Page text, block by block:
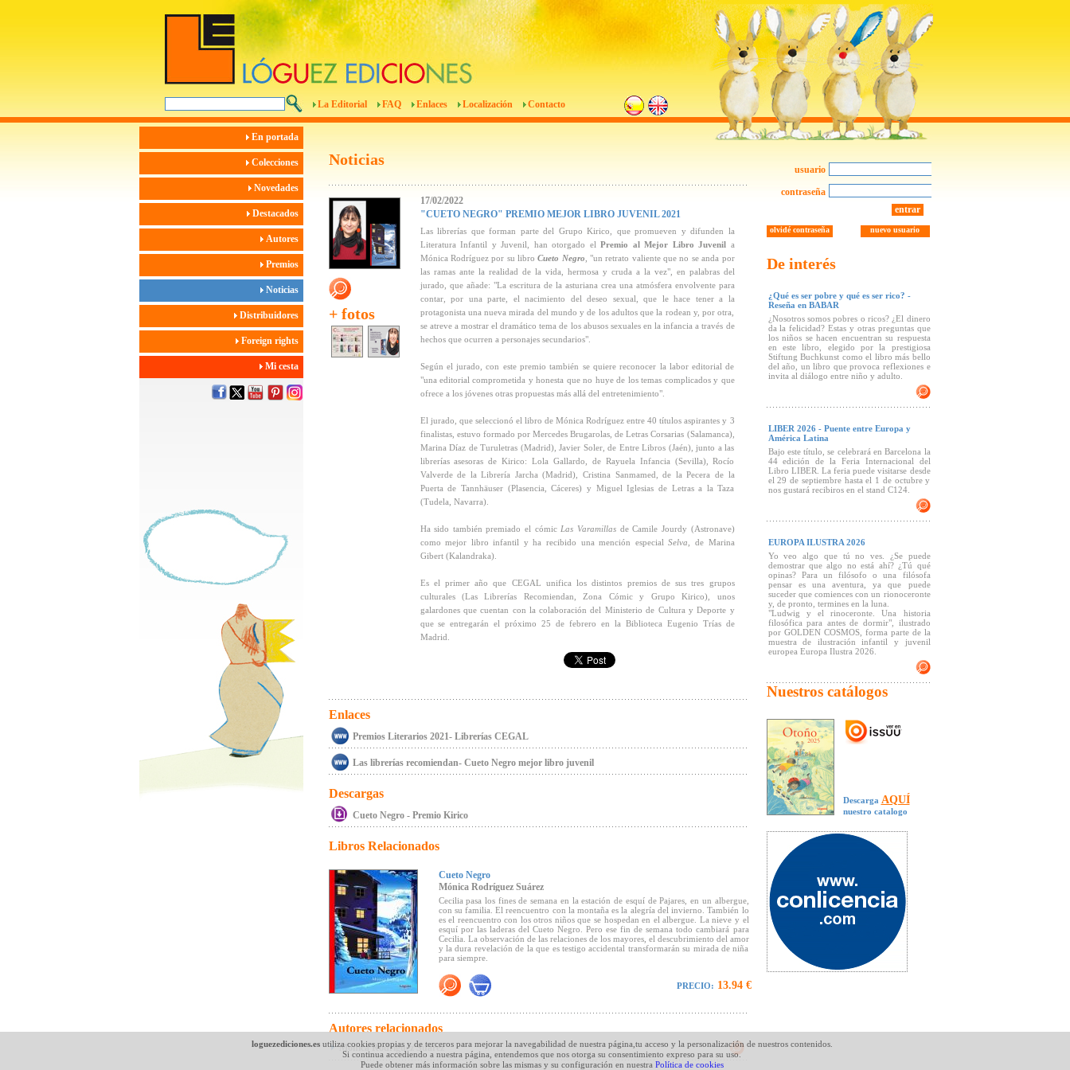
La Editorial FAQ Enlaces Localización Contacto
En portada
Colecciones
Novedades
Destacados
Autores
Premios
Noticias
Distribuidores
Foreign rights
Mi cesta
Noticias
+ fotos
17/02/2022
"CUETO NEGRO" PREMIO MEJOR LIBRO JUVENIL 2021
Las librerías que forman parte del Grupo Kirico, que promueven y difunden la
Literatura Infantil y Juvenil, han otorgado el Premio al Mejor Libro Juvenil a
Mónica Rodríguez por su libroCueto Negro , "un retrato valiente que no se anda por
las ramas ante la realidad de la vida, hermosa y cruda a la vez", en palabras del
jurado, que añade: "La escritura de la asturiana crea una atmósfera envolvente para
contar, por una parte, el nacimiento del deseo sexual, que le hace tener a la
protagonista una nueva mirada del mundo y de los adultos que la rodean y, por otra,
se atreve a mostrar el dramático tema de los abusos sexuales en la infancia a través de
hechos que ocurren a personajes secundarios".
Según el jurado, con este premio también se quiere reconocer la labor editorial de
"una editorial comprometida y honesta que no huye de los temas complicados y que
ofrece a los jóvenes otras propuestas más allá del entretenimiento".
El jurado, que seleccionó el libro de Mónica Rodríguez entre 40 títulos aspirantes y 3
finalistas, estuvo formado por Mercedes Brugarolas, de Letras Corsarias (Salamanca),
Marina Díaz de Turuletras (Madrid), Javier Soler, de Entre Libros (Jaén), junto a las
librerías asesoras de Kirico: Lola Gallardo, de Rayuela Infancia (Sevilla), Rocío
Valverde de la Librería Jarcha (Madrid), Cristina Sanmamed, de la Pecera de la
Puerta de Tannhäuser (Plasencia, Cáceres) y Miguel Iglesias de Letras a la Taza
(Tudela, Navarra).
Ha sido también premiado el cómic Las Varamillasde Camile Jourdy (Astronave)
como mejor libro infantil y ha recibido una mención especialSelva
, de Marina
Gibert (Kalandraka).
Es el primer año que CEGAL unifica los distintos premios de sus tres grupos
culturales (Las Librerías Recomiendan, Zona Cómic y Grupo Kirico), unos
galardones que cuentan con la colaboración del Ministerio de Cultura y Deporte y
que se entregarán el próximo 25 de febrero en la Biblioteca Eugenio Trías de
Madrid.
Enlaces
Premios Literarios 2021- Librerías CEGAL
Las librerías recomiendan- Cueto Negro mejor libro juvenil
Descargas
Cueto Negro - Premio Kirico
Libros Relacionados
Cueto Negro
Mónica Rodríguez Suárez
Cecilia pasa los fines de semana en la estación de esquí de Pajares, en un albergue,
con su familia. El reencuentro con la montaña es la alegría del invierno. También lo
es el reencuentro con los otros niños que se hospedan en el albergue. La nieve y el
esquí por las laderas del Cueto Negro. Pero ese fin de semana todo cambiará para
Cecilia. La observación de las relaciones de los mayores, el descubrimiento del amor
y la dura revelación de la que es testigo accidental transformarán su mirada de niña
para siempre.
Un libro sobre el descubrimiento del deseo y la pérdida de la inocencia, presididos
por la cumbre nevada del Cueto Negro.
Premio Mejor Libro Juvenil 2021 - Grupo Kirico
Premio Fundación Cuatrogatos
PRECIO: 13.94 €
Autores relacionados
Mónica Rodríguez Suárez
usuario
contraseña
entrar
nuevo usuario
olvidé contraseña
De interés
¿Qué es ser pobre y qué es ser rico? -
Reseña en BABAR
¿Nosotros somos pobres o ricos? ¿El dinero
da la felicidad? Estas y otras preguntas que
los niños se hacen encuentran su respuesta
en este libro, elegido por la prestigiosa
Stiftung Buchkunst como el libro más bello
del año, un libro que provoca reflexiones e
invita al diálogo entre niño y adulto.
LIBER 2026 - Puente entre Europa y
América Latina
Bajo este título, se celebrará en Barcelona la
44 edición de la Feria Internacional del
Libro LIBER. La feria puede visitarse desde
el 29 de septiembre hasta el 1 de octubre y
nos gustará recibiros en el stand C124.
EUROPA ILUSTRA 2026
Yo veo algo que tú no ves. ¿Se puede
demostrar que algo no está ahí? ¿Tú qué
opinas? Para un filósofo o una filósofa
pensar es una aventura, ya que puede
suceder que comiences con un rionoceronte
y, de pronto, termines en la luna.
"Ludwig y el rinoceronte. Una historia
filosófica para antes de dormir", ilustrado
por GOLDEN COSMOS, forma parte de la
muestra de ilustración infantil y juvenil
europea Europa Ilustra 2026.
Nuestros catálogos
Descarga AQUÍ
nuestro catalogo
loguezediciones.esutiliza cookies propias y de terceros para mejorar la navegabilidad de nuestra página,tu acceso y la personalización de nuestros contenidos.
Si continua accediendo a nuestra página, entendemos que nos otorga su consentimiento expreso para su uso.
Puede obtener más información sobre las mismas y su configuración en nuestra Política de cookies